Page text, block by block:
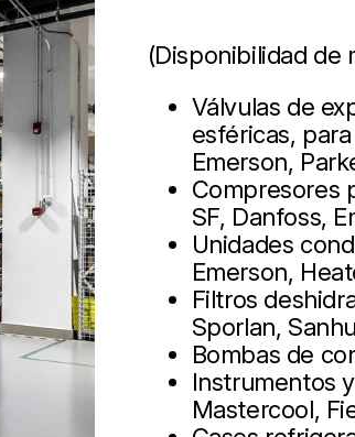
(Disponibilidad de
Válvulas de
esféricas,
Emerson,
Compresores
SF, Danfoss,
Unidades
Emerson,
Filtros
Sporlan,
Bombas de
Instrumentos
Mastercool,